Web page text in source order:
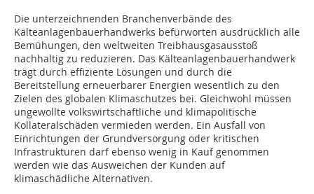
Die unterzeichnenden Branchenverbände des
Kälteanlagenbauerhandwerks befürworten ausdrücklich alle
Bemühungen, den weltweiten Treibhausgasausstoß
nachhaltig zu reduzieren. Das Kälteanlagenbauerhandwerk
trägt durch effiziente Lösungen und durch die
Bereitstellung erneuerbarer Energien wesentlich zu den
Zielen des globalen Klimaschutzes bei. Gleichwohl müssen
ungewollte volkswirtschaftliche und klimapolitische
Kollateralschäden vermieden werden. Ein Ausfall von
Einrichtungen der Grundversorgung oder kritischen
Infrastrukturen darf ebenso wenig in Kauf genommen
werden wie das Ausweichen der Kunden auf
klimaschädliche Alternativen.